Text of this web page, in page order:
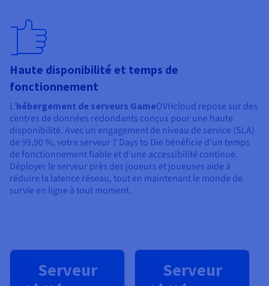
Haute disponibilité et temps de
fonctionnement
L'hébergement de serveurs GameOVHcloud repose sur des
centres de données redondants conçus pour une haute
disponibilité. Avec un engagement de niveau de service (SLA)
de 99,90 %, votre serveur 7 Days to Die bénéficie d'un temps
de fonctionnement fiable et d'une accessibilité continue.
Déployer le serveur près des joueurs et joueuses aide à
réduire la latence réseau, tout en maintenant le monde de
survie en ligne à tout moment.
Serveur
Serveur